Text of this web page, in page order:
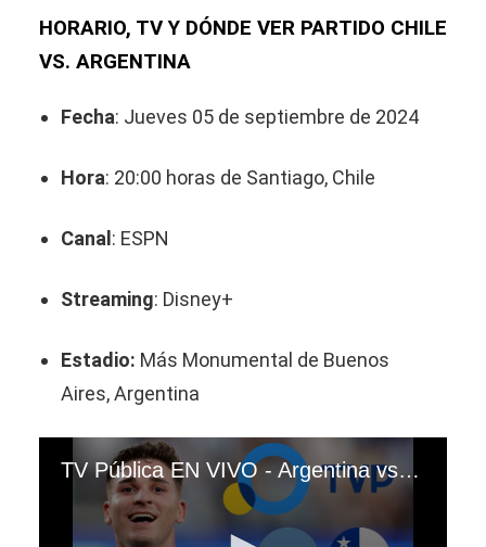
HORARIO, TV Y DÓNDE VER PARTIDO CHILE
VS. ARGENTINA
Fecha: Jueves 05 de septiembre de 2024
Hora: 20:00 horas de Santiago, Chile
Canal : ESPN
Streaming: Disney+
Estadio: Más Monumental de Buenos
Aires, Argentina
TV Pública EN VIVO - Argentina vs. Chile por Jornada 7 de Eliminatorias 2026. (Video: @Argentina)